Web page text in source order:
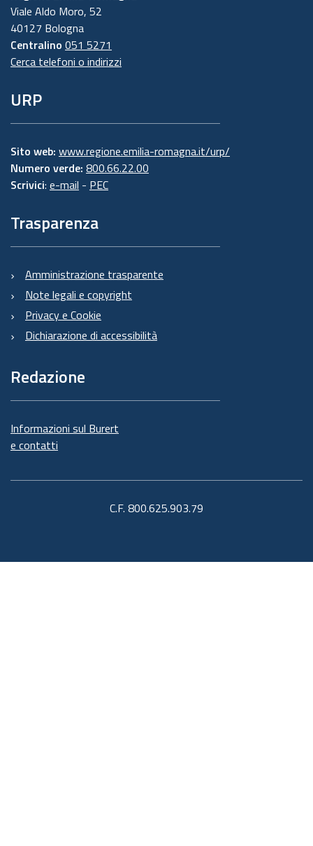
Viale Aldo Moro, 52
40127 Bologna
Centralino 051 5271
Cerca telefoni o indirizzi
URP
Sito web: www.regione.emilia-romagna.it/urp/
Numero verde: 800.66.22.00
Scrivici: e-mail - PEC
Trasparenza
Amministrazione trasparente
Note legali e copyright
Privacy e Cookie
Dichiarazione di accessibilità
Redazione
Informazioni sul Burert
e contatti
C.F. 800.625.903.79